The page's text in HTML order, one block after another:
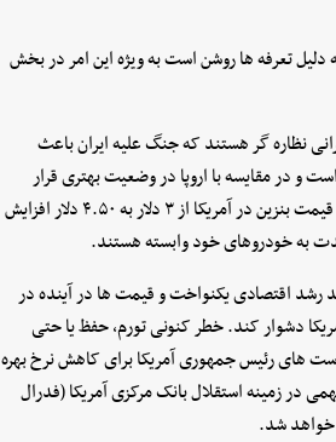
دلیل تعرفه ها روشن است به ویژه این امر در بخش
نظاره گر هستند که جنگ علیه ایران باعث
و در مقایسه با اروپا در وضعیت بهتری قرار
دارد در برابر کاهش جهانی این محصول در شبکه ای بهم مرتبط مصون نیست. قیمت بنزین در آمریکا از ۳ دلار به ۴.۵۰ دلار افزایش
به خودروهای خود وابسته هستند.
رشد اقتصادی یکنواخت و قیمت ها در آینده در
دشوار کند. خطر کنونی تورم، حفظ یا حتی
های رئیس جمهوری آمریکا برای کاهش نرخ بهره
در زمینه استقلال بانک مرکزی آمریکا (فدرال
خواهد شد.